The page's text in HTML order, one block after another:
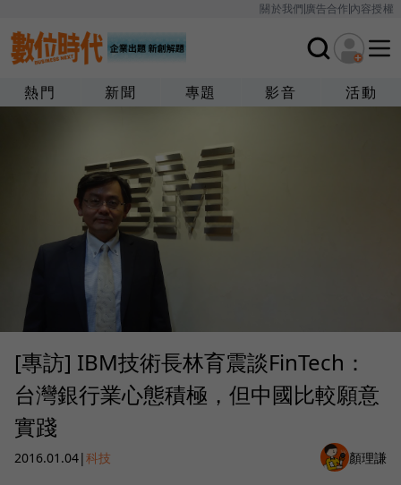
關於我們廣告合作內容授權
熱門 新聞 專題 影音 活動
[專訪] IBM技術長林育震談FinTech：
台灣銀行業心態積極，但中國比較願意
實踐
2016.01.04|科技 顏理謙